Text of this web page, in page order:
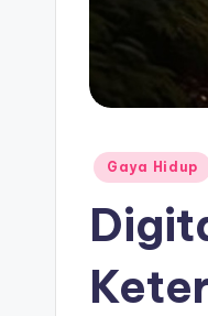
Posted
Gaya Hidup